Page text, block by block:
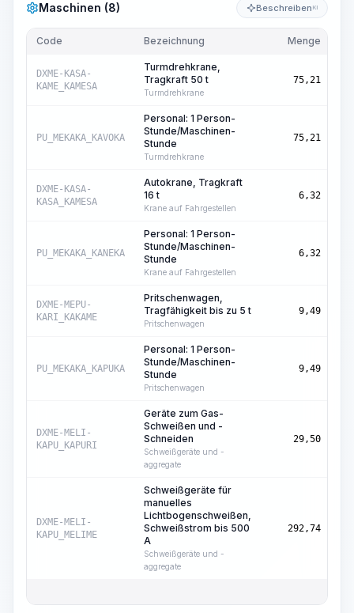
Maschinen (8) Beschreiben KI
Code Bezeichnung Menge
DXME-KASA-
KAME_KAMESA
Turmdrehkrane,
Tragkraft 50 t
Turmdrehkrane
75,21
PU_MEKAKA_KAVOKA
Personal: 1 Person-
Stunde/Maschinen-
Stunde
Turmdrehkrane
75,21
DXME-KASA-
KASA_KAMESA
Autokrane, Tragkraft
16 t
Krane auf Fahrgestellen
6,32
PU_MEKAKA_KANEKA
Personal: 1 Person-
Stunde/Maschinen-
Stunde
Krane auf Fahrgestellen
6,32
DXME-MEPU-
KARI_KAKAME
Pritschenwagen,
Tragfähigkeit bis zu 5 t
Pritschenwagen
9,49
PU_MEKAKA_KAPUKA
Personal: 1 Person-
Stunde/Maschinen-
Stunde
Pritschenwagen
9,49
DXME-MELI-
KAPU_KAPURI
Geräte zum Gas-
Schweißen und -
Schneiden
Schweißgeräte und -
aggregate
29,50
DXME-MELI-
KAPU_MELIME
Schweißgeräte für
manuelles
Lichtbogenschweißen,
Schweißstrom bis 500
A
Schweißgeräte und -
aggregate
292,74